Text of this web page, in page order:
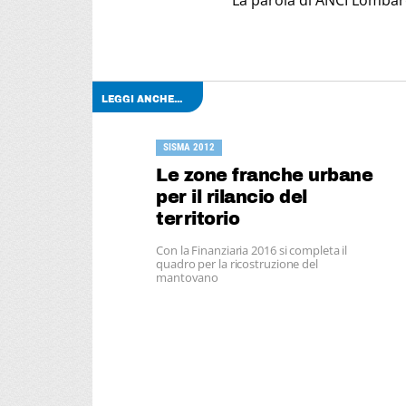
LEGGI ANCHE...
SISMA 2012
Le zone franche urbane
per il rilancio del
territorio
Con la Finanziaria 2016 si completa il
quadro per la ricostruzione del
mantovano